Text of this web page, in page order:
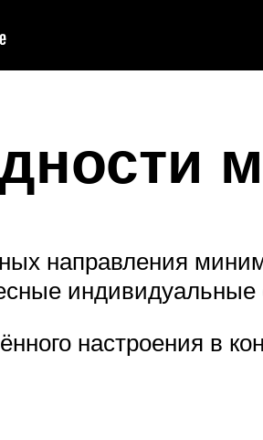
направления
индивидуальные
настроения в